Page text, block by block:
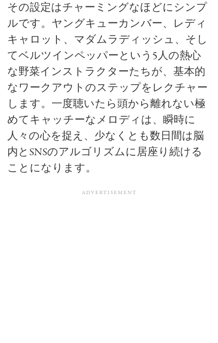
その設定はチャーミングなほどにシンプ
ルです。ヤングキューカンバー、レディ
キャロット、マダムラディッシュ、そし
てベルツインペッパーという5人の熱心
な野菜インストラクターたちが、基本的
なワークアウトのステップをレクチャー
します。一度聴いたら頭から離れない極
めてキャッチーなメロディは、瞬時に
人々の心を捉え、少なくとも数日間は脳
内とSNSのアルゴリズムに居座り続ける
ことになります。